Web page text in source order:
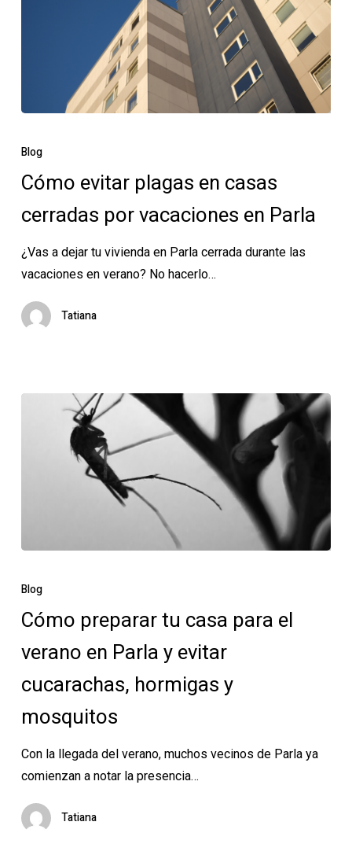
evitar
en
casas
por
vacaciones
en
Parla
Blog
Cómo evitar plagas en casas
cerradas por vacaciones en Parla
¿Vas a dejar tu vivienda en Parla cerrada durante las
vacaciones en verano? No hacerlo…
Tatiana
preparar
casa
para
verano
en
y
evitar
cucarachas,
hormigas
Blog
Cómo preparar tu casa para el
verano en Parla y evitar
cucarachas, hormigas y
mosquitos
Con la llegada del verano, muchos vecinos de Parla ya
comienzan a notar la presencia…
Tatiana